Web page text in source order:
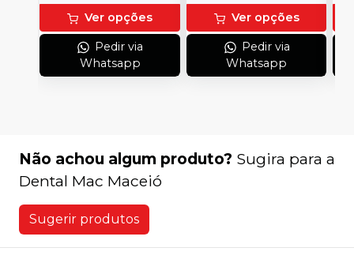
Ver opções
Pedir via
Whatsapp
Ver opções
Pedir via
Whatsapp
Não achou algum produto? Sugira para a
Dental Mac Maceió
Sugerir produtos